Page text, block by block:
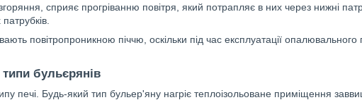
сприяє прогріванню повітря, який потрапляє в них через нижні
повітропроникною піччю, оскільки під час експлуатації
бульєрянів
печі. Будь-який тип бульер'яну нагріє теплоізольоване приміщення